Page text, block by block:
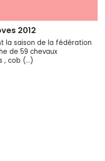
2012
la saison de la fédération
de 59 chevaux
, cob (…)